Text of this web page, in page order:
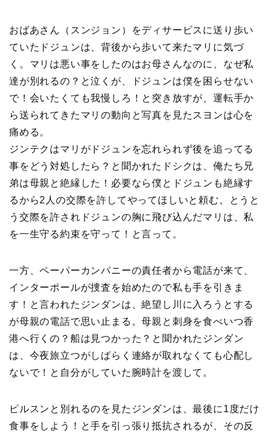
おばあさん（スンジョン）をディサービスに送り歩い
ていたドジュンは、背後から歩いて来たマリに気づ
く。マリは悪い事をしたのはお母さんなのに、なぜ私
達が別れるの？と泣くが、ドジュンは僕を困らせない
で！会いたくても我慢しろ！と突き放すが、運転手か
ら送られてきたマリの動向と写真を見たスヨンは心を
痛める。
ジンテクはマリがドジュンを忘れられず後を追ってる
事をどう対処したら？と聞かれたドシクは、俺たち兄
弟は母親と絶縁した！必要なら僕とドジュンも絶縁す
るから2人の交際を許してやってほしいと頼む。とうと
う交際を許されドジュンの胸に飛び込んだマリは、私
を一生守る約束を守って！と言って。
一方、ペーパーカンパニーの責任者から電話が来て、
インターポールが捜査を始めたので私も手を引きま
す！と言われたジンダンは、絶望し川に入ろうとする
が母親の電話で思い止まる。母親と刺身を食べいつ香
港へ行くの？船は見つかった？と聞かれたジンダン
は、今夜旅立つがしばらく連絡が取れなくても心配し
ないで！と自分がしていた腕時計を渡して。
ピルスンと別れるのを見たジンダンは、最後に1度だけ
食事をしよう！と手を引っ張り抵抗されるが、その反